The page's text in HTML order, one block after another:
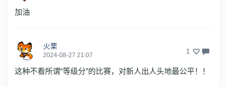
加油
火栗
2024-08-27 21:07 1
这种不看所谓“等级分”的比赛，对新人出人头地最公平！！